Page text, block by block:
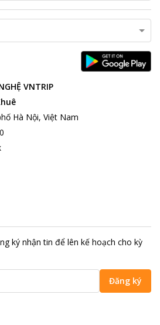
VNTRIP
Hà Nội, Việt Nam
ký nhận tin để lên kế hoạch cho kỳ
Đăng ký